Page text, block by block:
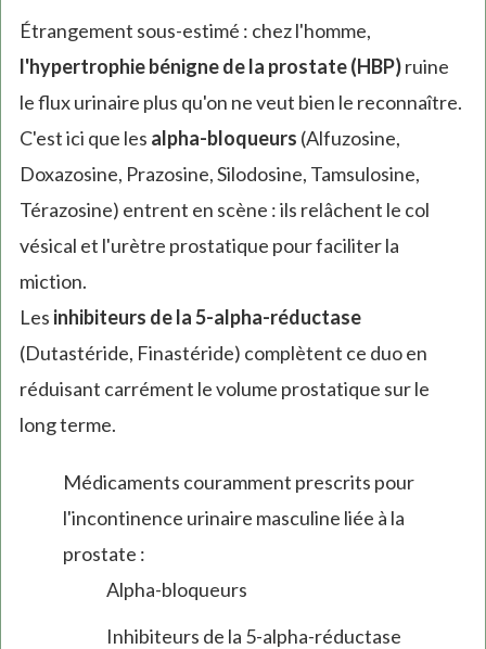
Étrangement sous-estimé : chez l'homme,
l'hypertrophie bénigne de la prostate (HBP)ruine
le flux urinaire plus qu'on ne veut bien le reconnaître.
C'est ici que les alpha-bloqueurs (Alfuzosine,
Doxazosine, Prazosine, Silodosine, Tamsulosine,
Térazosine) entrent en scène : ils relâchent le col
vésical et l'urètre prostatique pour faciliter la
miction.
Les inhibiteurs de la 5-alpha-réductase
(Dutastéride, Finastéride) complètent ce duo en
réduisant carrément le volume prostatique sur le
long terme.
Médicaments couramment prescrits pour
l'incontinence urinaire masculine liée à la
prostate :
Alpha-bloqueurs
Inhibiteurs de la 5-alpha-réductase